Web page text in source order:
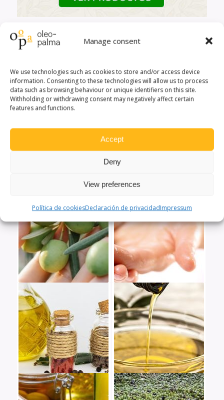
Manage consent
We use technologies such as cookies to store and/or access device
information. Consenting to these technologies will allow us to process
data such as browsing behaviour or unique identifiers on this site.
Withholding or withdrawing consent may negatively affect certain
features and functions.
Accept
Deny
View preferences
Política de cookiesDeclaración de privacidadImpressum
Quizás te interese